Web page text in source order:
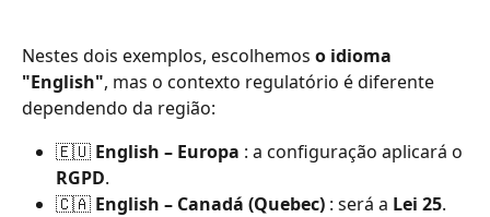
Nestes dois exemplos, escolhemos o idioma
"English", mas o contexto regulatório é diferente
dependendo da região:
🇪🇺 English – Europa : a configuração aplicará o
RGPD.
🇨🇦 English – Canadá (Quebec) : será a Lei 25.